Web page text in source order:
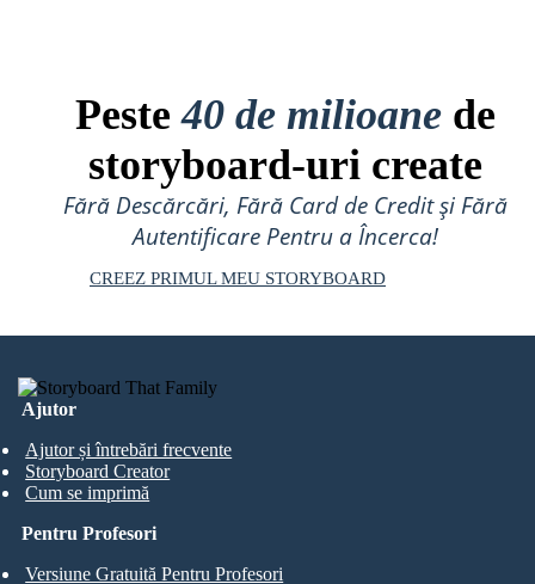
Peste40 de milioane de
storyboard-uri create
Fără Descărcări, Fără Card de Credit și Fără
Autentificare Pentru a Încerca!
CREEZ PRIMUL MEU STORYBOARD
Ajutor
Ajutor și întrebări frecvente
Storyboard Creator
Cum se imprimă
Pentru Profesori
Versiune Gratuită Pentru Profesori